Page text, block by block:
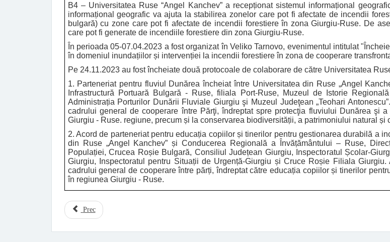
B4 – Universitatea Ruse “Angel Kanchev” a recepționatsistemul informațional
informațional geografic va ajuta la stabilirea zonelor care pot fi afectate de incendii
bulgară) cu zone care pot fi afectate de incendii forestiere în zona Giurgiu-Ruse. De
care pot fi generate de incendiile forestiere din zona Giurgiu-Ruse.
În perioada 05-07.04.2023 a fost organizat în Veliko Tarnovo, evenimentul intitulat
în domeniul inundațiilor și intervenției la incendii forestiere în zona de cooperare
Pe 24.11.2023 au fost încheiate două protocoale de colaborare de către Universitatea
1. Parteneriat pentru fluviul Dunărea încheiat între Universitatea din Ruse „Angel
Infrastructură Portuară Bulgară - Ruse, filiala Port-Ruse, Muzeul de Istorie
Administrația Porturilor Dunării Fluviale Giurgiu şi Muzeul Judeţean „Teohari
cadrului general de cooperare între Părţi, îndreptat spre protecţia fluviului Dunărea şi
Giurgiu - Ruse. regiune, precum și la conservarea biodiversității, a patrimoniului natural și
2. Acord de parteneriat pentru educația copiilor și tinerilor pentru gestionarea durabilă a
din Ruse „Angel Kanchev” și Conducerea Regională a Învățământului – Ruse,
Populației, Crucea Roșie Bulgară, Consiliul Județean Giurgiu, Inspectoratul Școlar-
Giurgiu, Inspectoratul pentru Situații de Urgență-Giurgiu și Cruce Roșie Filiala
cadrului general de cooperare între părți, îndreptat către educația copiilor și tinerilor
în regiunea Giurgiu - Ruse.
Prec